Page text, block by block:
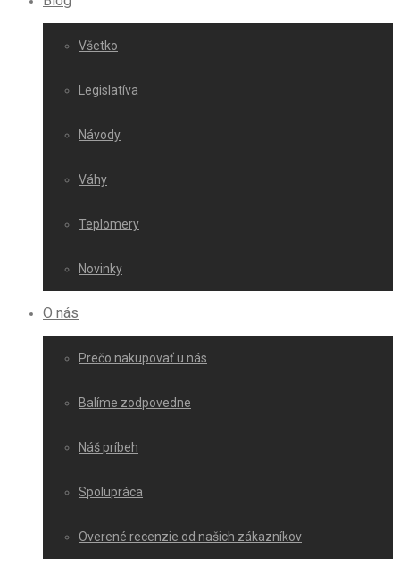
Všetko
Legislatíva
Návody
Váhy
Teplomery
Novinky
O nás
Prečo nakupovať u nás
Balíme zodpovedne
Náš príbeh
Spolupráca
Overené recenzie od našich zákazníkov